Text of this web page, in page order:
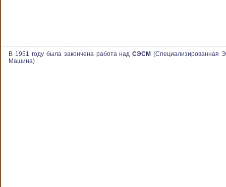
В 1951 году была закончена работа надСЭСМ (Специализированная
Машина)